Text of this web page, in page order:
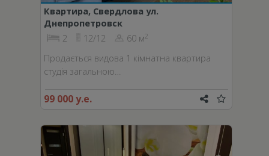
Квартира, Свердлова ул.
Днепропетровск
2
12/12 60 м2
Продається видова 1 кімнатна квартира
студія загальною…
99 000 у.е.